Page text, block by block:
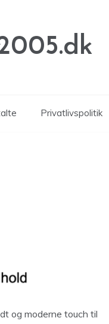
Privatlivspolitik
og moderne touch til